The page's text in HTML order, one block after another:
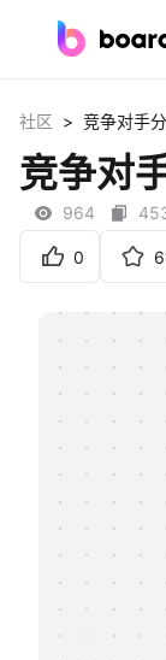
社区资源
下载
私有化部
支持
社区 > 竞争对手
竞争对
964
0